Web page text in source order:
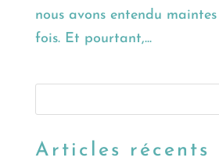
nous avons entendu
fois. Et pourtant,...
Articles récents